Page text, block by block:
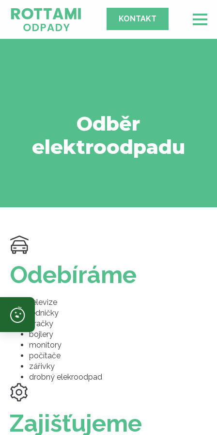
KONTAKT
Odběr
elektroodpadu
Odebíráme
televize
ledničky
pračky
bojlery
monitory
počítače
zářivky
drobný elekroodpad
Zajišťujeme